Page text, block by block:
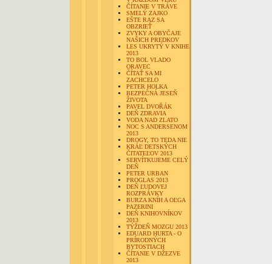
ČÍTANIE V TRÁVE
SMELÝ ZAJKO
EŠTE RAZ SA
OBZRIEŤ
ZVYKY A OBYČAJE
NAŠICH PREDKOV
LES UKRYTÝ V KNIHE
2013
TO BOL VLADO
ORAVEC
ČÍTAŤ SA MI
ZACHCELO
PETER HOLKA
BEZPEČNÁ JESEŇ
ŽIVOTA
PAVEL DVOŘÁK
DEŇ ZDRAVIA
VODA NAD ZLATO
NOC S ANDERSENOM
2013
DROGY, TO TEDA NIE
KRÁĽ DETSKÝCH
ČITATEĽOV 2013
SERVÍTKUJEME CELÝ
DEŇ
PETER URBAN
PROGLAS 2013
DEŇ ĽUDOVEJ
ROZPRÁVKY
BURZA KNÍH A OĽGA
PAZERINI
DEŇ KNIHOVNÍKOV
2013
TÝŽDEŇ MOZGU 2013
EDUARD HURTA - O
PRÍRODNÝCH
BYTOSTIACH
ČÍTANIE V DŽEZVE
2013